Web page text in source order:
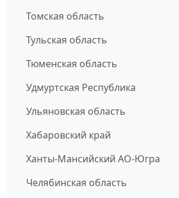
Томская область
Тульская область
Тюменская область
Удмуртская Республика
Ульяновская область
Хабаровский край
Ханты-Мансийский АО-Югра
Челябинская область